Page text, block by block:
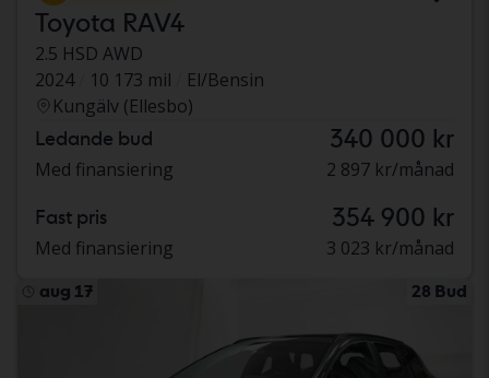
Toyota RAV4
2.5 HSD AWD
2024
10 173 mil
El/Bensin
Kungälv (Ellesbo)
Ledande bud 340 000 kr
Med finansiering 2 897 kr/månad
Fast pris 354 900 kr
Med finansiering 3 023 kr/månad
aug 17 28 Bud